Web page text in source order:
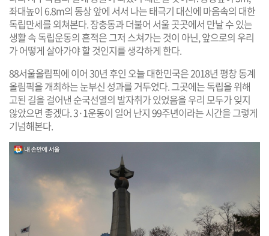
좌대높이 6.8m의 동상 앞에 서서 나는 태극기 대신에 마음속의 대한
독립만세를 외쳐본다. 장충동과 더불어 서울 곳곳에서 만날 수 있는
생활 속 독립운동의 흔적은 그저 스쳐가는 것이 아닌, 앞으로의 우리
가 어떻게 살아가야 할 것인지를 생각하게 한다.
88서울올림픽에 이어 30년 후인 오늘 대한민국은 2018년 평창 동계
올림픽을 개최하는 눈부신 성과를 거두었다. 그곳에는 독립을 위해
고된 길을 걸어낸 순국선열의 발자취가 있었음을 우리 모두가 잊지
않았으면 좋겠다. 3·1운동이 일어 난지 99주년이라는 시간을 그렇게
기념해본다.